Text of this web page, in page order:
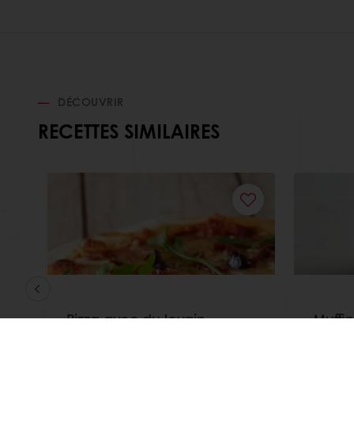
DÉCOUVRIR
RECETTES SIMILAIRES
Pizza avec du levain